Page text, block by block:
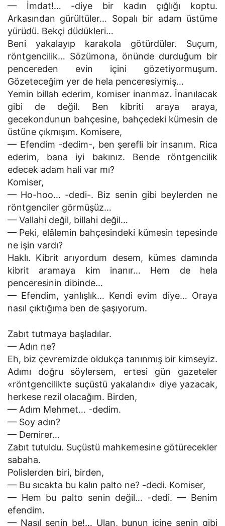
— İmdat!… -diye bir kadın çığlığı koptu.
Arkasından gürültüler… Sopalı bir adam üstüme
yürüdü. Bekçi düdükleri…
Beni yakalayıp karakola götürdüler. Suçum,
röntgencilik… Sözümona, önünde durduğum bir
pencereden evin içini gözetiyormuşum.
Gözeteceğim yer de hela penceresiymiş…
Yemin billah ederim, komiser inanmaz. İnanılacak
gibi de değil. Ben kibriti araya araya,
gecekondunun bahçesine, bahçedeki kümesin de
üstüne çıkmışım. Komisere,
— Efendim -dedim-, ben şerefli bir insanım. Rica
ederim, bana iyi bakınız. Bende röntgencilik
edecek adam hali var mı?
Komiser,
— Ho-hoo… -dedi-. Biz senin gibi beylerden ne
röntgenciler görmüşüz…
— Vallahi değil, billahi değil…
— Peki, elâlemin bahçesindeki kümesin tepesinde
ne işin vardı?
Haklı. Kibrit arıyordum desem, kümes damında
kibrit aramaya kim inanır… Hem de hela
penceresinin dibinde…
— Efendim, yanlışlık… Kendi evim diye… Oraya
nasıl çıktığıma ben de şaşıyorum.
Zabıt tutmaya başladılar.
— Adın ne?
Eh, biz çevremizde oldukça tanınmış bir kimseyiz.
Adımı doğru söylersem, ertesi gün gazeteler
«röntgencilikte suçüstü yakalandı» diye yazacak,
herkese rezil olacağım. Birden,
— Adım Mehmet… -dedim.
— Soy adın?
— Demirer…
Zabıt tutuldu. Suçüstü mahkemesine götürecekler
sabaha.
Polislerden biri, birden,
— Bu sıcakta bu kalın palto ne? -dedi. Komiser,
— Hem bu palto senin değil… -dedi. — Benim
efendim.
— Nasıl senin be!… Ulan, bunun içine senin gibi